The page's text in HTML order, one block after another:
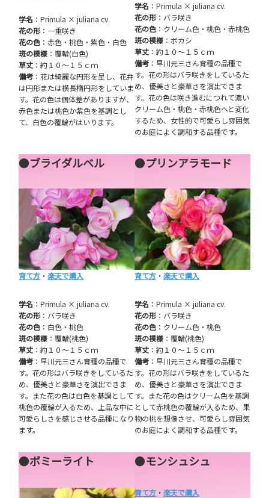
学名 ：Primula × juliana cv.
花の形 ：一重咲き
花の色 ：赤色・桃色・紫色・白色
斑の模様 ：覆輪(白色)
草丈 ：約１０～１５ｃｍ
備考 ：花は綺麗な円形を呈し、花弁
は円形または横長楕円形をしていま
す。花の色は個体差がありますが、
赤色または桃色か紫色を基調とし
て、白色の覆輪がはいります。
学名 ：Primula × juliana cv.
花の形 ：バラ咲き
花の色 ：クリーム色・桃色・赤桃色
斑の模様 ：ボカシ
草丈 ：約１０～１５ｃｍ
備考 ：早川元三さん育種の品種で
す。花の形はバラ咲きをしているた
め、優美さと豪華さを演出できま
す。花の色は咲き進むにつれて濃い
クリーム色・桃色・赤桃色へと変化
するため、女性的で可愛らし雰囲気
のお庭によく調和する品種です。
●ブライダルベル
育て方 ・楽天で購入
学名 ：Primula × juliana cv.
花の形 ：バラ咲き
花の色 ：白色・桃色
斑の模様 ：覆輪(桃色)
草丈 ：約１０～１５ｃｍ
備考 ：早川元三さん育種の品種で
す。花の形はバラ咲きをしているた
め、優美さと豪華さを演出できま
す。また花の色は白色を基調として
桃色の覆輪が入るため、上品な中に
可愛らしさを感じさせる品種になり
ます。
●プリンアラモード
育て方 ・ 楽天で購入
学名 ：Primula × juliana cv.
花の形 ：バラ咲き
花の色 ：クリーム色・桃色
斑の模様 ：覆輪(桃色)
草丈 ：約１０～１５ｃｍ
備考 ：早川元三さん育種の品種で
す。花の形はバラ咲きをしているた
め、優美さと豪華さを演出できま
す。また花の色はクリーム色を基調
として赤桃色の覆輪が入るため、果
物の桃を想像させ、可愛らし雰囲気
のお庭によく調和する品種です。
●ポミーライト ●モンシュシュ
育て方 ・ 楽天で購入